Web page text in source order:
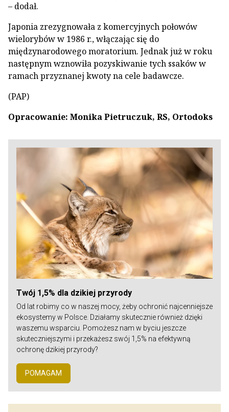
– dodał.
Japonia zrezygnowała z komercyjnych połowów
wielorybów w 1986 r., włączając się do
międzynarodowego moratorium. Jednak już w roku
następnym wznowiła pozyskiwanie tych ssaków w
ramach przyznanej kwoty na cele badawcze.
(PAP)
Opracowanie: Monika Pietruczuk, RS, Ortodoks
Twój 1,5% dla dzikiej przyrody
Od lat robimy co w naszej mocy, żeby ochronić najcenniejsze
ekosystemy w Polsce. Działamy skutecznie również dzięki
waszemu wsparciu. Pomożesz nam w byciu jeszcze
skuteczniejszymi i przekażesz swój 1,5% na efektywną
ochronę dzikiej przyrody?
POMAGAM